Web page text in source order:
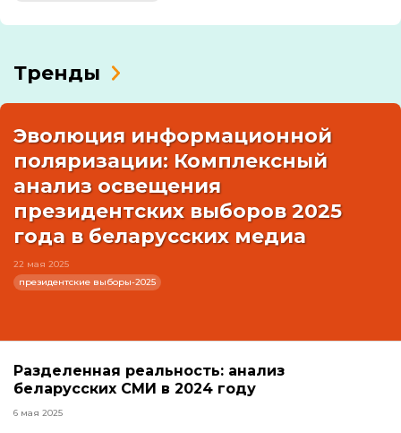
Тренды
Эволюция информационной
поляризации: Комплексный
анализ освещения
президентских выборов 2025
года в беларусских медиа
22 мая 2025
президентские выборы-2025
Разделенная реальность: анализ
беларусских СМИ в 2024 году
6 мая 2025